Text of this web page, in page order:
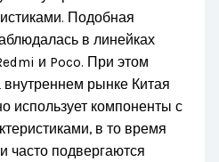
Подобная
в линейках
и Poco. При этом
внутреннем рынке Китая
использует компоненты с
в то время
часто подвергаются